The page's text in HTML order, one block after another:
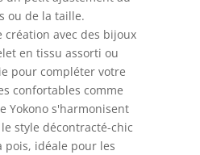
ou de la taille.
création avec des bijoux
en tissu assorti ou
pour compléter votre
confortables comme
Yokono s'harmonisent
style décontracté-chic
idéale pour les